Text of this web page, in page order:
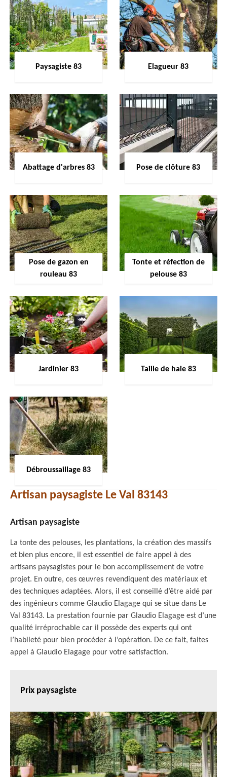
Paysagiste 83 Elagueur 83
Abattage d'arbres 83 Pose de clôture 83
Pose de gazon en
rouleau 83
Tonte et réfection de
pelouse 83
Jardinier 83 Taille de haie 83
Débroussaillage 83
Artisan paysagiste Le Val 83143
Artisan paysagiste
La tonte des pelouses, les plantations, la création des massifs
et bien plus encore, il est essentiel de faire appel à des
artisans paysagistes pour le bon accomplissement de votre
projet. En outre, ces œuvres revendiquent des matériaux et
des techniques adaptées. Alors, il est conseillé d’être aidé par
des ingénieurs comme Glaudio Elagage qui se situe dans Le
Val 83143. La prestation fournie par Glaudio Elagage est d’une
qualité irréprochable car il possède des experts qui ont
l’habileté pour bien procéder à l’opération. De ce fait, faites
appel à Glaudio Elagage pour votre satisfaction.
Prix paysagiste